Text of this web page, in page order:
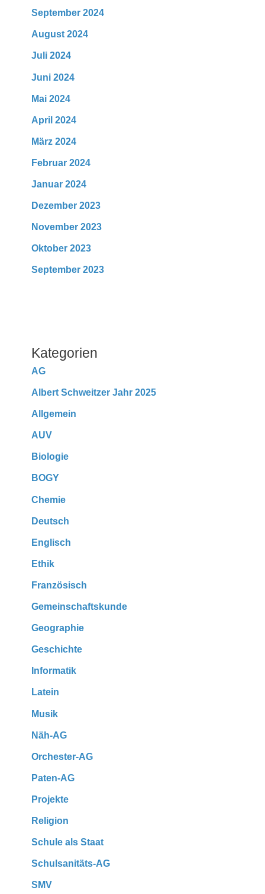
September 2024
August 2024
Juli 2024
Juni 2024
Mai 2024
April 2024
März 2024
Februar 2024
Januar 2024
Dezember 2023
November 2023
Oktober 2023
September 2023
Kategorien
AG
Albert Schweitzer Jahr 2025
Allgemein
AUV
Biologie
BOGY
Chemie
Deutsch
Englisch
Ethik
Französisch
Gemeinschaftskunde
Geographie
Geschichte
Informatik
Latein
Musik
Näh-AG
Orchester-AG
Paten-AG
Projekte
Religion
Schule als Staat
Schulsanitäts-AG
SMV